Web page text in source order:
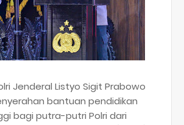
Jenderal Listyo Sigit Prabowo
bantuan pendidikan
bagi putra-putri Polri dari